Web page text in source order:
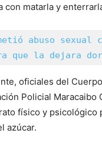
con matarla y
abuso sexual
que la dejara
oficiales del
Policial
físico y psicológico
azúcar.